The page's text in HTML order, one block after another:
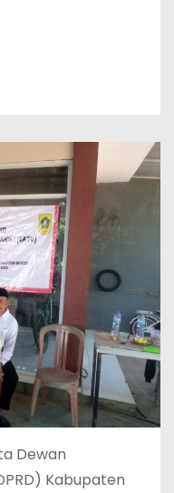
Dewan
Kabupaten